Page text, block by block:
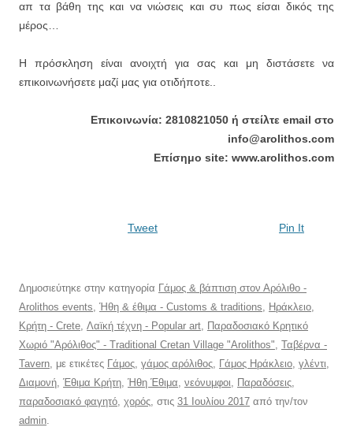
απ τα βάθη της και να νιώσεις και συ πως είσαι δικός της
μέρος…
Η πρόσκληση είναι ανοιχτή για σας και μη διστάσετε να
επικοινωνήσετε μαζί μας για οτιδήποτε..
Επικοινωνία: 2810821050 ή στείλτε email στο
info@arolithos.com
Επίσημο site: www.arolithos.com
Tweet Pin It
Δημοσιεύτηκε στην κατηγορία Γάμος & βάπτιση στον Αρόλιθο -
Arolithos events Ήθη & έθιμα - Customs & traditions Ηράκλειο
Κρήτη - Crete Λαϊκή τέχνη - Popular art
Παραδοσιακό Κρητικό
Χωριό "Αρόλιθος" - Traditional Cretan Village "Arolithos" Ταβέρνα -
Tavern , με ετικέτες Γάμος γάμος αρόλιθος Γάμος Ηράκλειο γλέντι
Διαμονή Έθιμα Κρήτη Ήθη Έθιμα νεόνυμφοι Παραδόσεις
παραδοσιακό φαγητό χορός , στις 31 Ιουλίου 2017 από την/τον
admin